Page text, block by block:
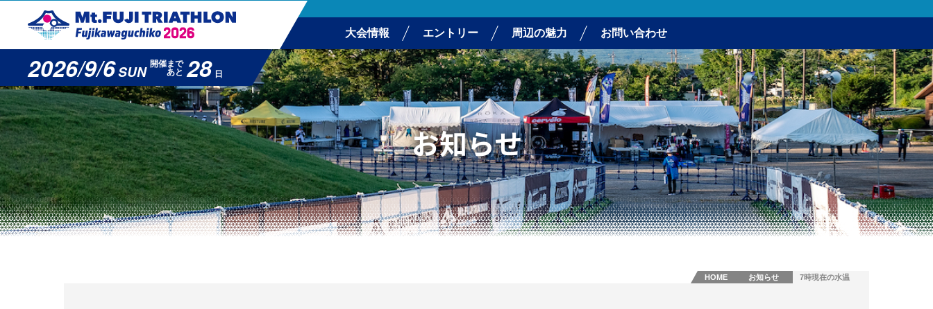
大会情報 エントリー 周辺の魅力 お問い合わせ
2026/9/6SUN 開催まで
あと 28 日
お知らせ
HOME お知らせ
7時現在の水温